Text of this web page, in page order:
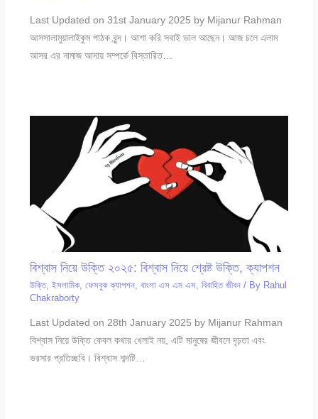
Last Updated on 31st January 2025 by Mijanur Rahman
আসসালামুয়ালাইকুম পাঠক বৃন্দ। আশা করি সবাই ভাল আছেন। আজ চলে এলাম
আসর এর নামাজ আদায় সম্পর্কে বিস্তারিত…
বিশ্বাস নিয়ে উক্তি ২০২৫: বিশ্বাস নিয়ে শ্রেষ্ট উক্তি, ক্যাপশন
উক্তি, ইসলামিক, ফেসবুক ক্যাপশন, বাংলা এস এম এস, বিবাহিত জীবন/ By Rahul
Chakraborty
Last Updated on 28th January 2025 by Mijanur Rahman
বিশ্বাস নিয়ে উক্তি কেবল কথার খেলাই নয়, এটি মানুষের জীবনে দৃঢ়তা এবং
ভরসার প্রতিচ্ছবি। বিশ্বাস শব্দটি…